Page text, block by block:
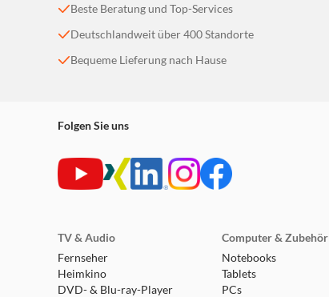
Beste Beratung und Top-Services
Deutschlandweit über 400 Standorte
Bequeme Lieferung nach Hause
Folgen Sie uns
TV & Audio
Fernseher
Heimkino
DVD- & Blu-ray-Player
Computer & Zubehör
Notebooks
Tablets
PCs